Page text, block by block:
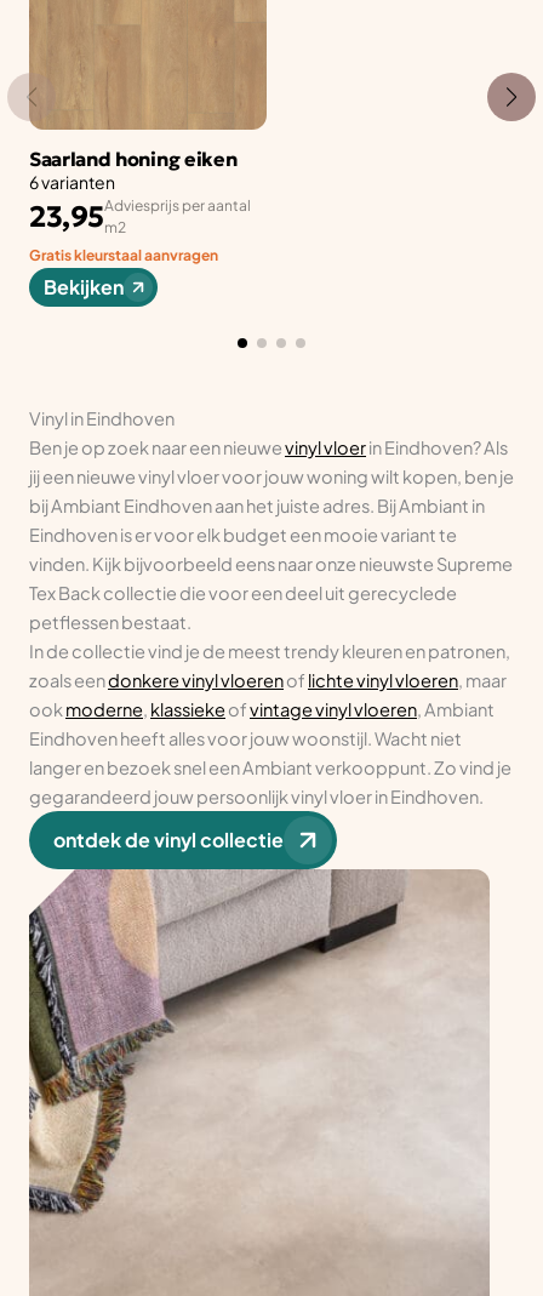
Saarland honing eiken
6 varianten
23,95Adviesprijs per aantal
m2
Gratis kleurstaal aanvragen
Bekijken
Vinyl in Eindhoven
Ben je op zoek naar een nieuwevinyl vloerin Eindhoven? Als
jij een nieuwe vinyl vloer voor jouw woning wilt kopen, ben je
bij Ambiant Eindhoven aan het juiste adres. Bij Ambiant in
Eindhoven is er voor elk budget een mooie variant te
vinden. Kijk bijvoorbeeld eens naar onze nieuwste Supreme
Tex Back collectie die voor een deel uit gerecyclede
petflessen bestaat.
In de collectie vind je de meest trendy kleuren en patronen,
zoals eendonkere vinyl vloerenof lichte vinyl vloeren, maar
ook moderne, klassiekeofvintage vinyl vloeren, Ambiant
Eindhoven heeft alles voor jouw woonstijl. Wacht niet
langer en bezoek snel een Ambiant verkooppunt. Zo vind je
gegarandeerd jouw persoonlijk vinyl vloer in Eindhoven.
ontdek de vinyl collectie